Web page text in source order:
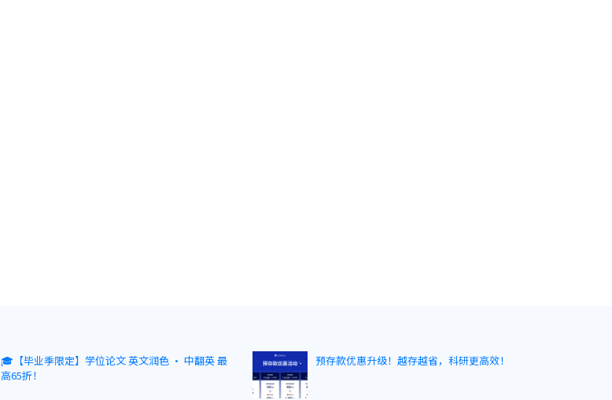
🎓【毕业季限定】学位论文 英文润色 · 中翻英 最
高65折！
预存款优惠升级！越存越省，科研更高效！